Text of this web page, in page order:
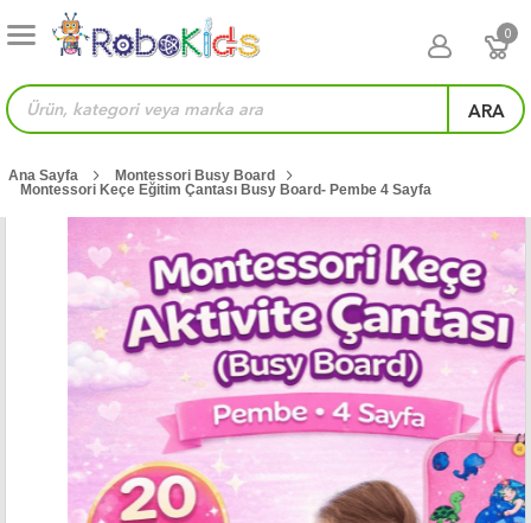
ARA
0
Ana Sayfa
Montessori Busy Board
Montessori Keçe Eğitim Çantası Busy Board- Pembe 4 Sayfa